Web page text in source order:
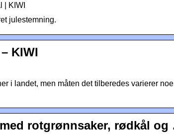
| KIWI
julestemning.
KIWI
i landet, men måten det tilberedes varierer
rotgrønnsaker, rødkål